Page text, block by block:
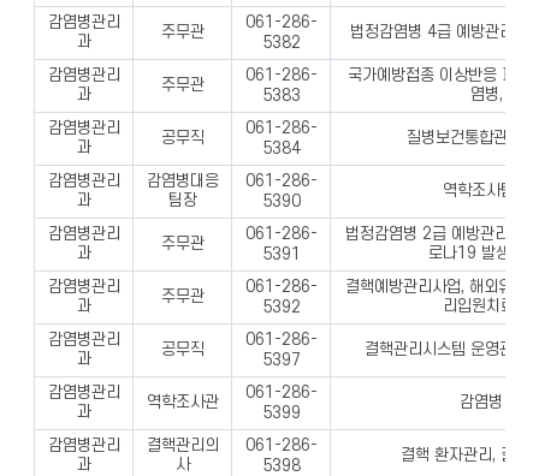
감염병관리
과
주무관
061-286-
5382
법정감염병 4급 예방관리,
감염병관리
과
주무관
061-286-
5383
국가예방접종 이상반응 피해
염병, 방
감염병관리
과
공무직
061-286-
5384
질병보건통합관리
감염병관리
과
감염병대응
팀장
061-286-
5390
역학조사팀 업
감염병관리
과
주무관
061-286-
5391
법정감염병 2급 예방관리, 시
로나19 발생 현
감염병관리
과
주무관
061-286-
5392
결핵예방관리사업, 해외유입
리입원치료비
감염병관리
과
공무직
061-286-
5397
결핵관리시스템 운영관리,
감염병관리
과
역학조사관
061-286-
5399
감염병 역
감염병관리
과
결핵관리의
사
061-286-
5398
결핵 환자관리, 결핵